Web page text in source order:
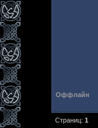
Оффлайн
Страниц: 1